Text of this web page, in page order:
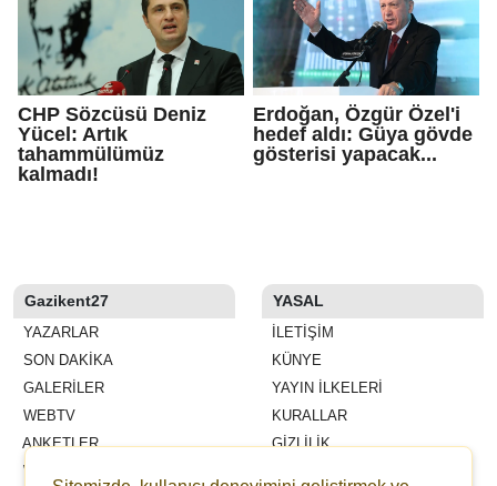
CHP Sözcüsü Deniz
Yücel: Artık
tahammülümüz
kalmadı!
Erdoğan, Özgür Özel'i
hedef aldı: Güya gövde
gösterisi yapacak...
Gazikent27
YAZARLAR
SON DAKİKA
GALERİLER
WEBTV
ANKETLER
WİKİ
YASAL
İLETIŞIM
KÜNYE
YAYIN İLKELERI
KURALLAR
GIZLILIK